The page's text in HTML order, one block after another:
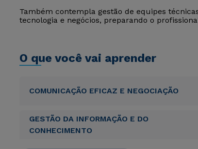
Também contempla gestão de equipes
tecnologia e negócios, preparando o
O que você vai aprender
COMUNICAÇÃO EFICAZ E NEGOCIAÇÃO
GESTÃO DA INFORMAÇÃO E DO
CONHECIMENTO